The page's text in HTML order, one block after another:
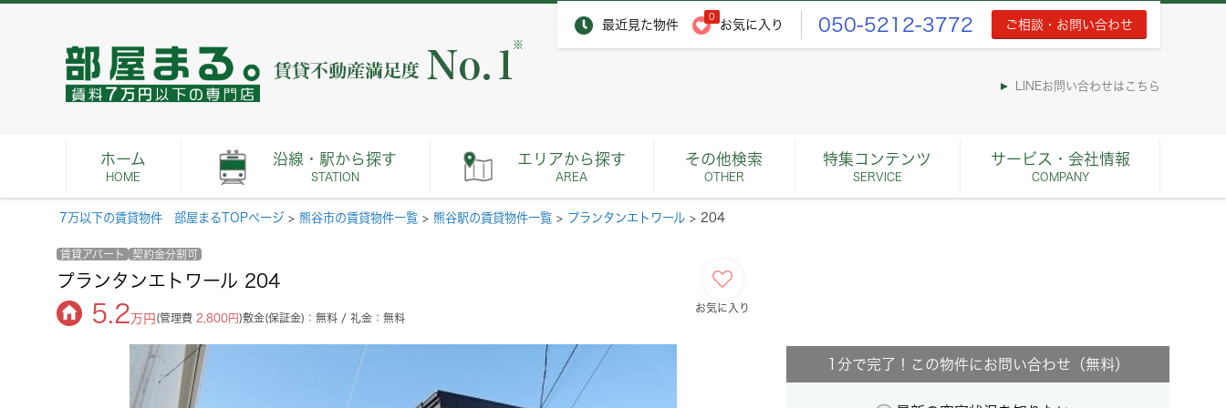
最近見た物件
0
お気に入り 050-5212-3772 ご相談・お問い合わせ
※
LINEお問い合わせはこちら
ホーム
HOME
沿線・駅から探す
STATION
エリアから探す
AREA
その他検索
OTHER
特集コンテンツ
SERVICE
サービス・会社情報
COMPANY
7万以下の賃貸物件 部屋まるTOPページ > 熊谷市の賃貸物件一覧 > 熊谷駅の賃貸物件一覧 > プランタンエトワール > 204
賃貸アパート 契約金分割可
プランタンエトワール 204
5.2 万円 (管理費 2,800円)敷金(保証金)：無料 / 礼金：無料
お気に入り
1分で完了！この物件にお問い合わせ（無料）